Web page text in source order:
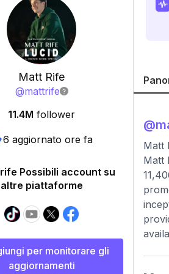
Matt Rife
@mattrife
11.4M follower
6 aggiornato ore fa
Possibili account su
altre piattaforme
per monitorare gli
aggiornamenti
@
Matt
Matt